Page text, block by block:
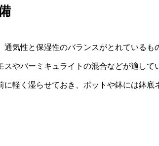
通気性と保湿性のバランスがとれているも
スやバーミキュライトの混合などが適して
に軽く湿らせておき、ポットや鉢には鉢底